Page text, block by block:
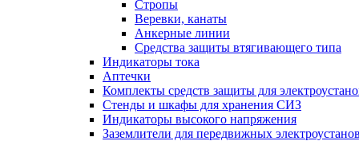
Стропы
Веревки, канаты
Анкерные линии
Средства защиты втягивающего типа
Индикаторы тока
Аптечки
Комплекты средств защиты для
Стенды и шкафы для хранения СИЗ
Индикаторы высокого напряжения
Заземлители для передвижных